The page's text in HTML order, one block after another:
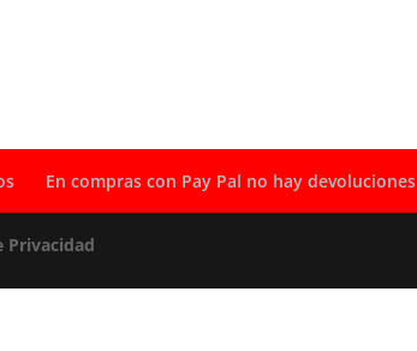
En compras con Pay Pal no hay devoluciones
Privacidad